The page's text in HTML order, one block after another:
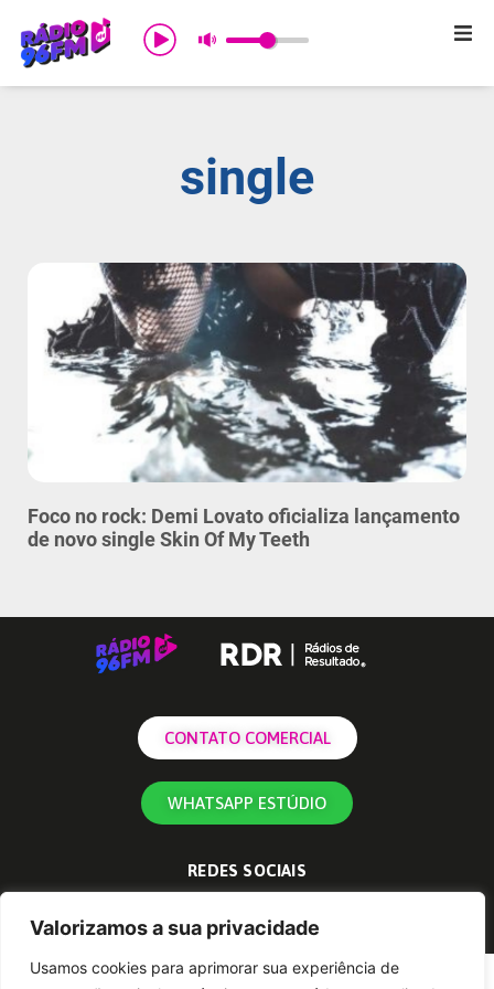
Valorizamos a sua privacidade
Usamos cookies para aprimorar sua experiência de
Início
Promoções
Notícias
Comercial
Contato
single
Foco no rock: Demi Lovato oficializa lançamento
de novo single Skin Of My Teeth
CONTATO COMERCIAL
WHATSAPP ESTÚDIO
REDES SOCIAIS